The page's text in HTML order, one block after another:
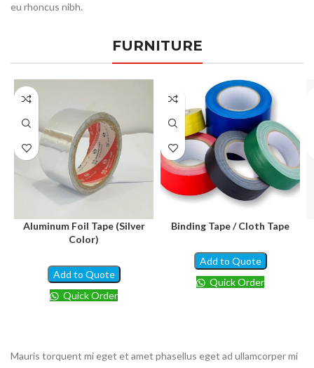
eu rhoncus nibh.
FURNITURE
Aluminum Foil Tape (Silver
Color)
Add to Quote
Quick Order
Binding Tape / Cloth Tape
Add to Quote
Quick Order
Mauris torquent mi eget et amet phasellus eget ad ullamcorper mi